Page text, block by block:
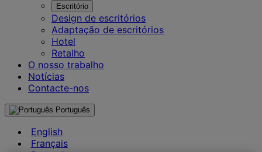
Escritório
Design de escritórios
Adaptação de escritórios
Hotel
Retalho
O nosso trabalho
Notícias
Contacte-nos
Português
English
Français